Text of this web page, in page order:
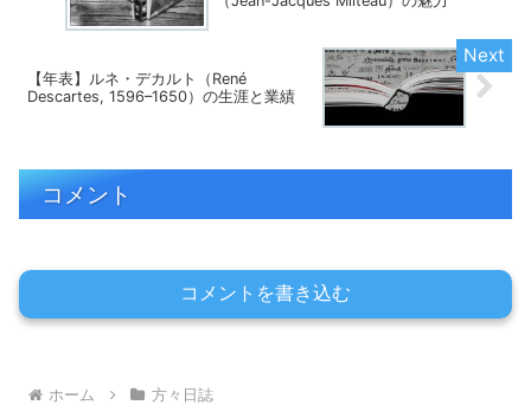
【年表】ルネ・デカルト（René
Descartes, 1596–1650）の生涯と業績
コメント
コメントを書き込む
ホーム 方々日誌